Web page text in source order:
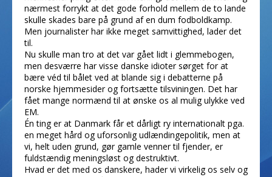
nærmest forrykt at det gode forhold mellem de to lande
skulle skades bare på grund af en dum fodboldkamp.
Men journalister har ikke meget samvittighed, lader det
til.
Nu skulle man tro at det var gået lidt i glemmebogen,
men desværre har visse danske idioter sørget for at
bære véd til bålet ved at blande sig i debatterne på
norske hjemmesider og fortsætte tilsviningen. Det har
fået mange normænd til at ønske os al mulig ulykke ved
EM.
Én ting er at Danmark får et dårligt ry internationalt pga.
en meget hård og uforsonlig udlændingepolitik, men at
vi, helt uden grund, gør gamle venner til fjender, er
fuldstændig meningsløst og destruktivt.
Hvad er det med os danskere, hader vi virkelig os selv og